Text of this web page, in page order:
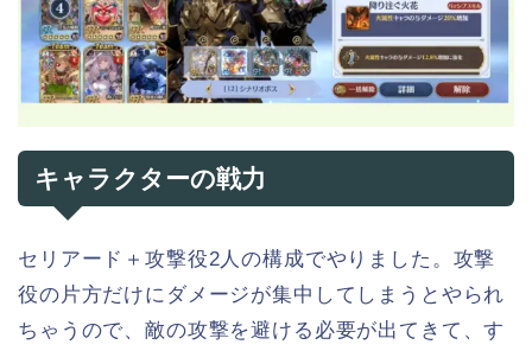
キャラクターの戦力
セリアード＋攻撃役2人の構成でやりました。攻撃
役の片方だけにダメージが集中してしまうとやられ
ちゃうので、敵の攻撃を避ける必要が出てきて、す